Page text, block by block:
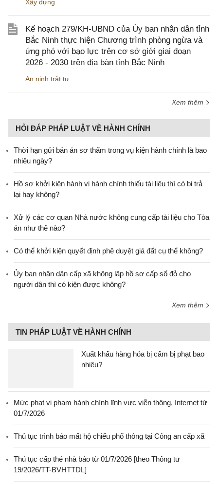
Xây dựng
Kế hoạch 279/KH-UBND của Ủy ban nhân dân tỉnh
Bắc Ninh thực hiện Chương trình phòng ngừa và
ứng phó với bạo lực trên cơ sở giới giai đoạn
2026 - 2030 trên địa bàn tỉnh Bắc Ninh
An ninh trật tự
Xem thêm
HỎI ĐÁP PHÁP LUẬT VỀ HÀNH CHÍNH
Thời hạn gửi bản án sơ thẩm trong vụ kiện hành chính là bao
nhiêu ngày?
Hồ sơ khởi kiện hành vi hành chính thiếu tài liệu thì có bị trả
lại hay không?
Xử lý các cơ quan Nhà nước không cung cấp tài liệu cho Tòa
án như thế nào?
Có thể khởi kiện quyết định phê duyệt giá đất cụ thể không?
Ủy ban nhân dân cấp xã không lập hồ sơ cấp sổ đỏ cho
người dân thì có kiện được không?
Xem thêm
TIN PHÁP LUẬT VỀ HÀNH CHÍNH
Xuất khẩu hàng hóa bị cấm bị phạt bao
nhiêu?
Mức phạt vi phạm hành chính lĩnh vực viễn thông, Internet từ
01/7/2026
Thủ tục trình báo mất hộ chiếu phổ thông tại Công an cấp xã
Thủ tục cấp thẻ nhà báo từ 01/7/2026 [theo Thông tư
19/2026/TT-BVHTTDL]